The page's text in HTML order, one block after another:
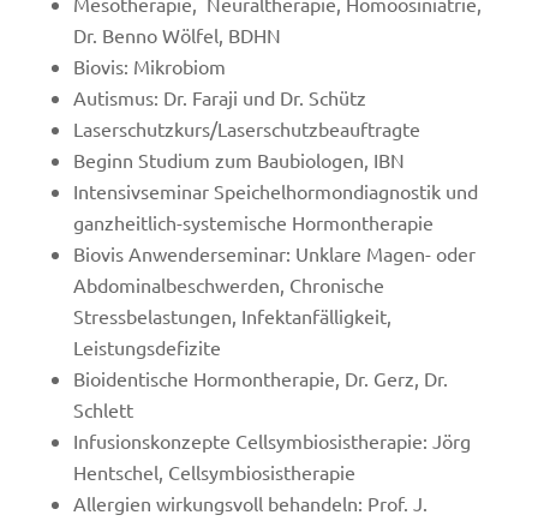
Dr. Benno Wölfel, BDHN
Biovis: Mikrobiom
Autismus: Dr. Faraji und Dr. Schütz
Laserschutzkurs/Laserschutzbeauftragte
Beginn Studium zum Baubiologen, IBN
Intensivseminar Speichelhormondiagnostik und
ganzheitlich-systemische Hormontherapie
Biovis Anwenderseminar: Unklare Magen- oder
Abdominalbeschwerden, Chronische
Stressbelastungen, Infektanfälligkeit,
Leistungsdefizite
Bioidentische Hormontherapie, Dr. Gerz, Dr.
Schlett
Infusionskonzepte Cellsymbiosistherapie: Jörg
Hentschel, Cellsymbiosistherapie
Allergien wirkungsvoll behandeln: Prof. J.